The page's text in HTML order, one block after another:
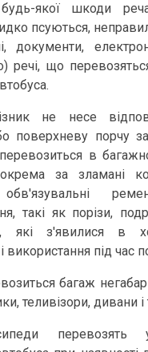
будь-якої шкоди
псуються,
документи,
речі, що
не несе
поверхневу порчу
в
за зламані
обв'язувальні
такі як порізи,
які з'явилися в
використання під час
багаж
теливізори, дивани і
перевозять